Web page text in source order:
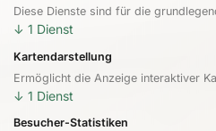
Diese Dienste sind für die
↓ 1 Dienst
Kartendarstellung
Ermöglicht die Anzeige interaktiver
↓ 1 Dienst
Besucher-Statistiken